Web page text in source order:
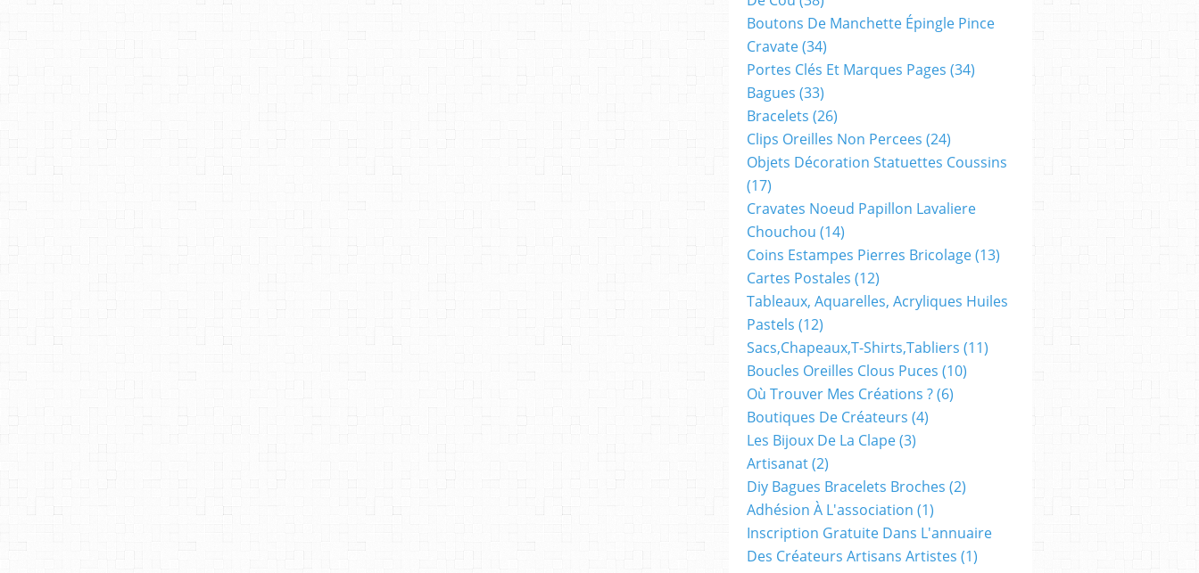
Boutons De Manchette Épingle Pince
Cravate(34)
Portes Clés Et Marques Pages (34)
Bagues (33)
Bracelets (26)
Clips Oreilles Non Percees (24)
Objets Décoration Statuettes Coussins
(17)
Cravates Noeud Papillon Lavaliere
Chouchou (14)
Coins Estampes Pierres Bricolage(13)
Cartes Postales (12)
Tableaux, Aquarelles, Acryliques Huiles
Pastels (12)
Sacs,chapeaux,t-Shirts,tabliers (11)
Boucles Oreilles Clous Puces (10)
Où Trouver Mes Créations ?(6)
Boutiques De Créateurs (4)
Les Bijoux De La Clape(3)
Artisanat(2)
Diy Bagues Bracelets Broches (2)
Adhésion À L'association (1)
Inscription Gratuite Dans L'annuaire
Des Créateurs Artisans Artistes (1)